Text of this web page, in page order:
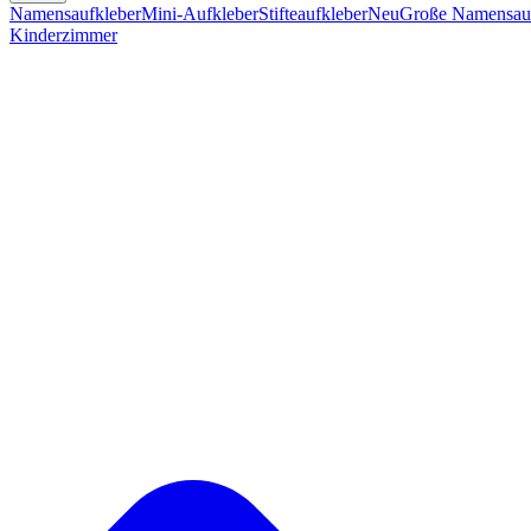
NamensaufkleberMini-AufkleberStifteaufkleberNeuGroße
Kinderzimmer